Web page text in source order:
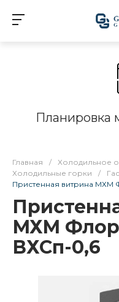
Планировка
Главная / Холодильное
Холодильные горки
/
Пристенная витрина
МХМ
ВХСп-0,6